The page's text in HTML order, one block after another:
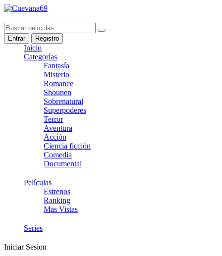
Entrar Registro
Inicio
Categorías
Fantasía
Misterio
Romance
Shounen
Sobrenatural
Superpoderes
Terror
Aventura
Acción
Ciencia ficción
Comedia
Documental
Películas
Estrenos
Ranking
Mas Vistas
Series
Iniciar Sesion